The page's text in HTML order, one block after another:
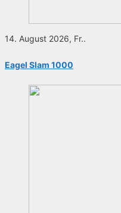
14. August 2026, Fr..
Eagel Slam 1000